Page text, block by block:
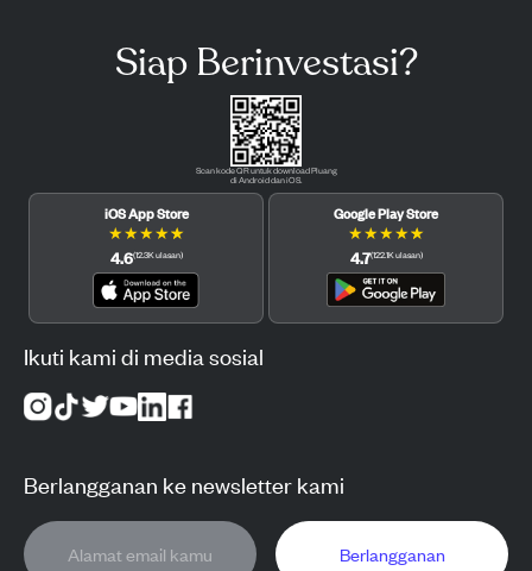
Siap Berinvestasi?
Scan kode QR untuk download Pluang
di Android dan iOS.
iOS App Store
★★★★★
4.6(12.3Kulasan)
Google Play Store
★★★★★
4.7(122.1Kulasan)
Ikuti kami di media sosial
Berlangganan ke newsletter kami
Berlangganan